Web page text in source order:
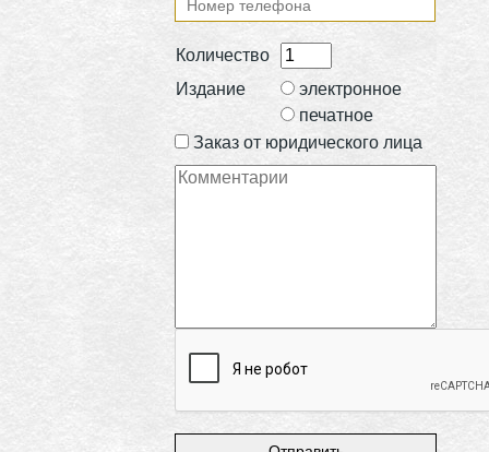
Количество
Издание
электронное
печатное
Заказ от юридического лица